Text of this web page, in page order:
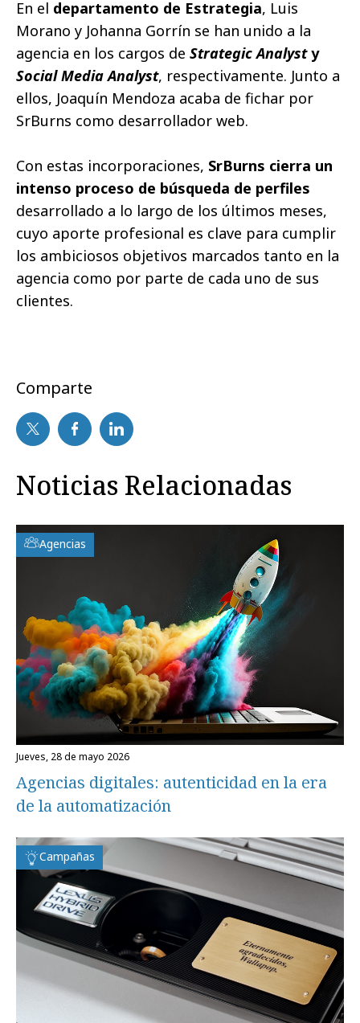
En el departamento de Estrategia, Luis
Morano y Johanna Gorrín se han unido a la
agencia en los cargos de Strategic Analysty
Social Media Analyst, respectivamente. Junto a
ellos, Joaquín Mendoza acaba de fichar por
SrBurns como desarrollador web.
Con estas incorporaciones, SrBurns cierra un
intenso proceso de búsqueda de perfiles
desarrollado a lo largo de los últimos meses,
cuyo aporte profesional es clave para cumplir
los ambiciosos objetivos marcados tanto en la
agencia como por parte de cada uno de sus
clientes.
Comparte
Noticias Relacionadas
Agencias
jueves, 28 de mayo 2026
Agencias digitales: autenticidad en la era
de la automatización
Campañas